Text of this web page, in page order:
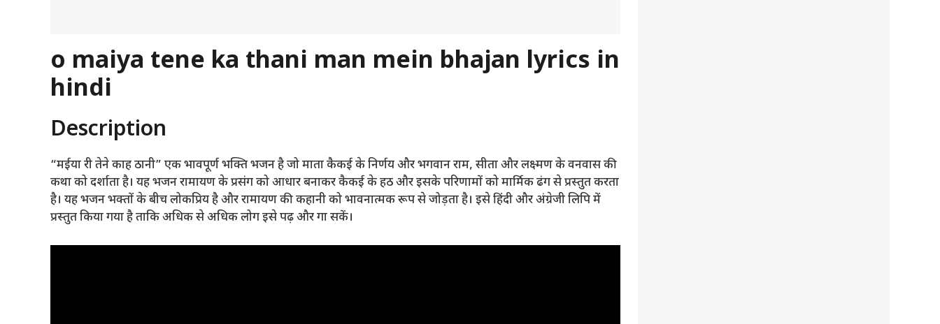
o maiya tene ka thani man mein bhajan lyrics in
hindi
Description
“मईया री तेने काह ठानी” एक भावपूर्ण भक्ति भजन है जो माता कैकई के निर्णय और भगवान राम, सीता और लक्ष्मण के वनवास की
कथा को दर्शाता है। यह भजन रामायण के प्रसंग को आधार बनाकर कैकई के हठ और इसके परिणामों को मार्मिक ढंग से प्रस्तुत करता
है। यह भजन भक्तों के बीच लोकप्रिय है और रामायण की कहानी को भावनात्मक रूप से जोड़ता है। इसे हिंदी और अंग्रेजी लिपि में
प्रस्तुत किया गया है ताकि अधिक से अधिक लोग इसे पढ़ और गा सकें।